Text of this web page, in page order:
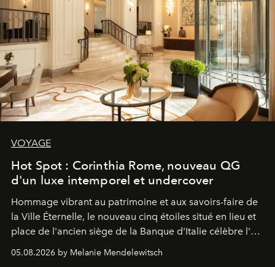
VOYAGE
Hot Spot : Corinthia Rome, nouveau QG
d'un luxe intemporel et undercover
Hommage vibrant au patrimoine et aux savoirs-faire de
la Ville Éternelle, le nouveau cinq étoiles situé en lieu et
place de l'ancien siège de la Banque d'Italie célèbre l'art
05.08.2026 by Melanie Mendelewitsch